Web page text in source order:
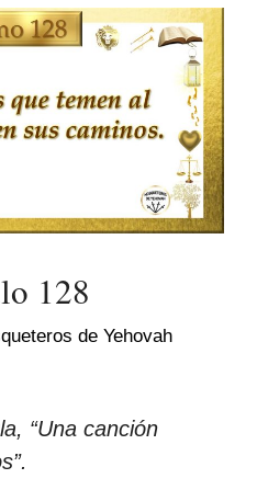
128
de Yehovah
“Una canción